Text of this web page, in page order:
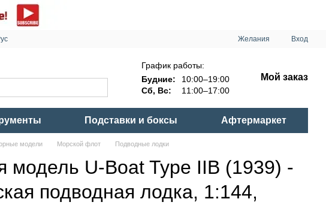
Желания Вход
График работы:
Будние:
10:00–19:00
Сб, Вс:
11:00–17:00
Мой заказ
Подставки и боксы Афтермаркет
модели Морской флот Подводные лодки
модель U-Boat Type IIB (1939) -
подводная лодка, 1:144,